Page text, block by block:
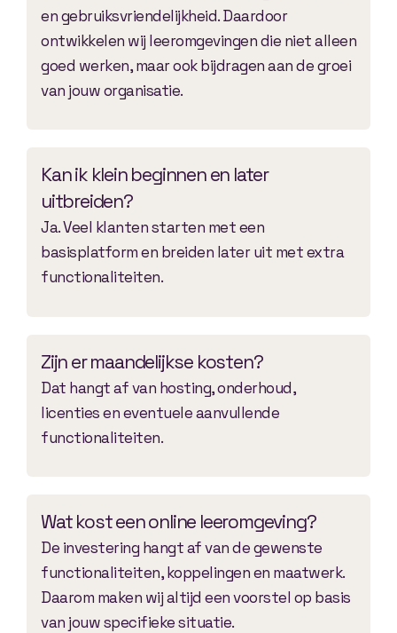
en gebruiksvriendelijkheid. Daardoor
ontwikkelen wij leeromgevingen die niet alleen
goed werken, maar ook bijdragen aan de groei
van jouw organisatie.
Kan ik klein beginnen en later
uitbreiden?
Ja. Veel klanten starten met een
basisplatform en breiden later uit met extra
functionaliteiten.
Zijn er maandelijkse kosten?
Dat hangt af van hosting, onderhoud,
licenties en eventuele aanvullende
functionaliteiten.
Wat kost een online leeromgeving?
De investering hangt af van de gewenste
functionaliteiten, koppelingen en maatwerk.
Daarom maken wij altijd een voorstel op basis
van jouw specifieke situatie.